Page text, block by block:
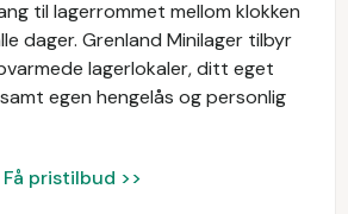
til lagerrommet mellom klokken
dager. Grenland Minilager tilbyr
lagerlokaler, ditt eget
egen hengelås og personlig
Få pristilbud >>